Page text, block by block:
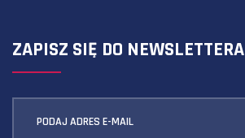
ZAPISZ SIĘ DO NEWSLETTERA
PODAJ ADRES E-MAIL